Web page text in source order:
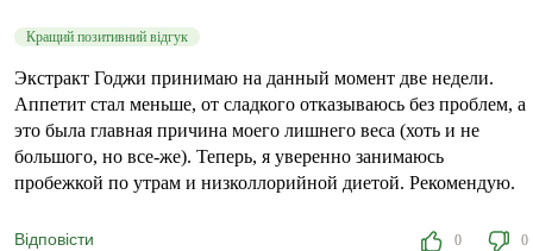
Кращий позитивний відгук
Экстракт Годжи принимаю на данный момент две недели.
Аппетит стал меньше, от сладкого отказываюсь без проблем, а
это была главная причина моего лишнего веса (хоть и не
большого, но все-же). Теперь, я уверенно занимаюсь
пробежкой по утрам и низколлорийной диетой. Рекомендую.
Відповісти 0 0